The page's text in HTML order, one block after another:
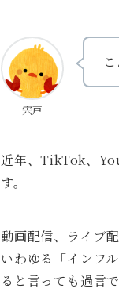
宍戸
近年、TikTok、
す。
動画配信、ライブ
いわゆる「インフ
ると言っても過言